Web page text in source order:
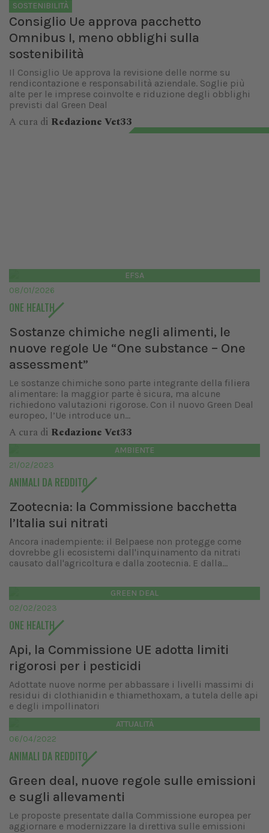
SOSTENIBILITÀ
Consiglio Ue approva pacchetto
Omnibus I, meno obblighi sulla
sostenibilità
Il Consiglio Ue approva la revisione delle norme su
rendicontazione e responsabilità aziendale. Soglie più
alte per le imprese coinvolte e riduzione degli obblighi
previsti dal Green Deal
A cura di Redazione Vet33
EFSA
08/01/2026
ONE HEALTH
Sostanze chimiche negli alimenti, le
nuove regole Ue “One substance – One
assessment”
Le sostanze chimiche sono parte integrante della filiera
alimentare: la maggior parte è sicura, ma alcune
richiedono valutazioni rigorose. Con il nuovo Green Deal
europeo, l’Ue introduce un...
A cura di Redazione Vet33
AMBIENTE
21/02/2023
ANIMALI DA REDDITO
Zootecnia: la Commissione bacchetta
l’Italia sui nitrati
Ancora inadempiente: il Belpaese non protegge come
dovrebbe gli ecosistemi dall'inquinamento da nitrati
causato dall'agricoltura e dalla zootecnia. E dalla...
GREEN DEAL
02/02/2023
ONE HEALTH
Api, la Commissione UE adotta limiti
rigorosi per i pesticidi
Adottate nuove norme per abbassare i livelli massimi di
residui di clothianidin e thiamethoxam, a tutela delle api
e degli impollinatori
ATTUALITÀ
06/04/2022
ANIMALI DA REDDITO
Green deal, nuove regole sulle emissioni
e sugli allevamenti
Le proposte presentate dalla Commissione europea per
aggiornare e modernizzare la direttiva sulle emissioni